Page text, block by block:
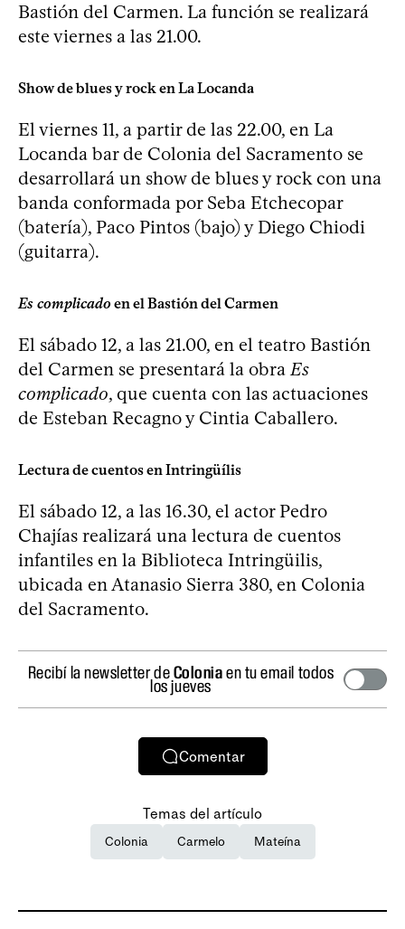
Bastión del Carmen. La función se realizará
este viernes a las 21.00.
Show de blues y rock en La Locanda
El viernes 11, a partir de las 22.00, en La
Locanda bar de Colonia del Sacramento se
desarrollará un show de blues y rock con una
banda conformada por Seba Etchecopar
(batería), Paco Pintos (bajo) y Diego Chiodi
(guitarra).
Es complicadoen el Bastión del Carmen
El sábado 12, a las 21.00, en el teatro Bastión
del Carmen se presentará la obraEs
complicado, que cuenta con las actuaciones
de Esteban Recagno y Cintia Caballero.
Lectura de cuentos en Intringüílis
El sábado 12, a las 16.30, el actor Pedro
Chajías realizará una lectura de cuentos
infantiles en la Biblioteca Intringüilis,
ubicada en Atanasio Sierra 380, en Colonia
del Sacramento.
Recibí la newsletter deColoniaen tu email todos
los jueves
Comentar
Temas del artículo
Colonia Carmelo Mateína